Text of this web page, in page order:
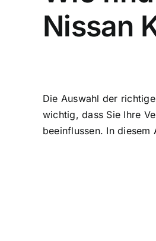
Nissan
Die Auswahl der
wichtig, dass Sie Ihre
beeinflussen. In